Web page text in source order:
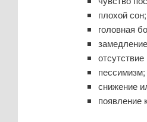
плохой сон;
головная
пессимизм;
снижение
появление